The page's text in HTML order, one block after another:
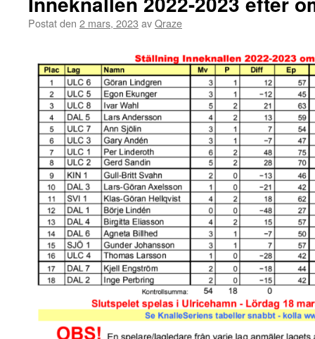
Postat den 2 mars, 2023 avQraze